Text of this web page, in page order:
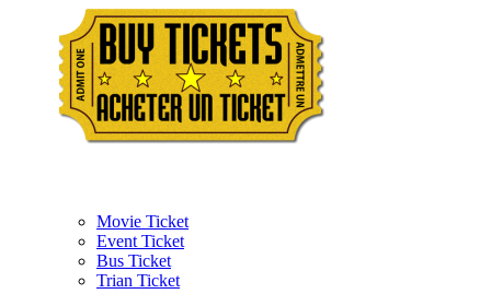
Movie Ticket
Event Ticket
Bus Ticket
Trian Ticket